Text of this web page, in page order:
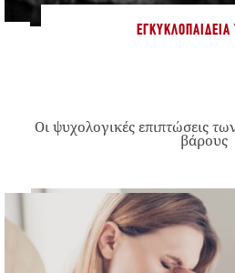
ΕΓΚΥΚΛΟΠΑΊΔΕΙΑ
Οι ψυχολογικές επιπτώσεις
βάρους